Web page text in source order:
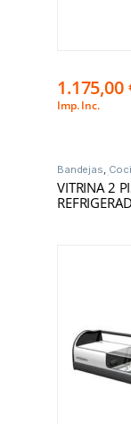
1.175,00
Imp. Inc.
Bandejas
Vitrinas Frío
VITRINA 2